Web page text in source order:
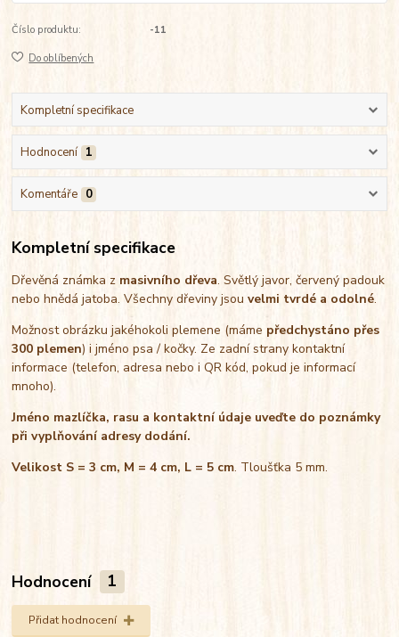
Číslo produktu: -11
Do oblíbených
Kompletní specifikace
Hodnocení 1
Komentáře 0
Kompletní specifikace
Dřevěná známka z masivního dřeva. Světlý javor, červený padouk
nebo hnědá jatoba. Všechny dřeviny jsouvelmi tvrdé a odolné.
Možnost obrázku jakéhokoli plemene (máme předchystáno přes
300 plemen) i jméno psa / kočky. Ze zadní strany kontaktní
informace (telefon, adresa nebo i QR kód, pokud je informací
mnoho).
Jméno mazlíčka, rasu a kontaktní údaje uveďte do poznámky
při vyplňování adresy dodání.
Velikost S = 3 cm, M = 4 cm, L = 5 cm. Tloušťka 5 mm.
Hodnocení 1
Přidat hodnocení